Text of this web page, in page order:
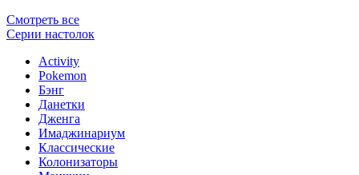
Смотреть все
Серии настолок
Activity
Pokemon
Бэнг
Данетки
Дженга
Имаджинариум
Классические
Колонизаторы